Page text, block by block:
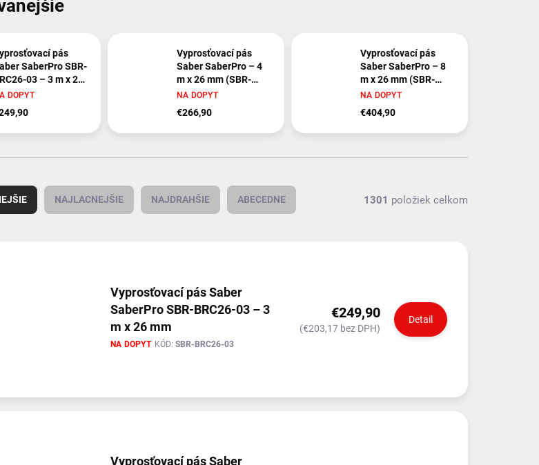
pás
SaberPro SBR-
03 – 3 m x 26
DOPYT
Vyprosťovací pás
Saber SaberPro – 4
m x 26 mm (SBR-
BRC26-04)
NA DOPYT
€266,90
Vyprosťovací pás
Saber SaberPro – 8
m x 26 mm (SBR-
BRC26-08)
NA DOPYT
€404,90
NAJLACNEJŠIE NAJDRAHŠIE ABECEDNE 1301 položiek celkom
Vyprosťovací pás Saber
SaberPro SBR-BRC26-03 – 3
m x 26 mm
NA DOPYT KÓD: SBR-BRC26-03
€249,90
(€203,17 bez DPH)
Detail
Vyprosťovací pás Saber